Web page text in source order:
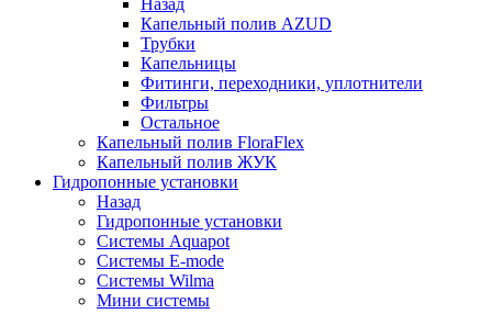
Назад
Капельный полив AZUD
Трубки
Капельницы
Фитинги, переходники, уплотнители
Фильтры
Остальное
Капельный полив FloraFlex
Капельный полив ЖУК
Гидропонные установки
Назад
Гидропонные установки
Системы Aquapot
Системы E-mode
Системы Wilma
Мини системы